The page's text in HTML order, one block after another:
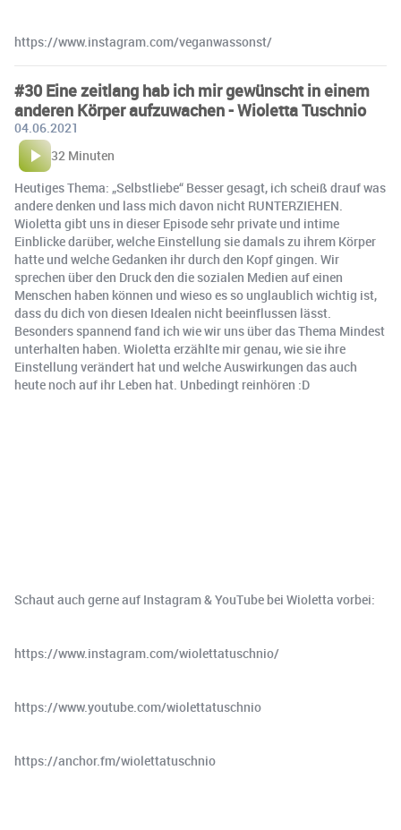
https://www.instagram.com/veganwassonst/
#30 Eine zeitlang hab ich mir gewünscht in einem
anderen Körper aufzuwachen - Wioletta Tuschnio
04.06.2021
32 Minuten
Heutiges Thema: „Selbstliebe“ Besser gesagt, ich scheiß drauf was
andere denken und lass mich davon nicht RUNTERZIEHEN.
Wioletta gibt uns in dieser Episode sehr private und intime
Einblicke darüber, welche Einstellung sie damals zu ihrem Körper
hatte und welche Gedanken ihr durch den Kopf gingen. Wir
sprechen über den Druck den die sozialen Medien auf einen
Menschen haben können und wieso es so unglaublich wichtig ist,
dass du dich von diesen Idealen nicht beeinflussen lässt.
Besonders spannend fand ich wie wir uns über das Thema Mindest
unterhalten haben. Wioletta erzählte mir genau, wie sie ihre
Einstellung verändert hat und welche Auswirkungen das auch
heute noch auf ihr Leben hat. Unbedingt reinhören :D
Schaut auch gerne auf Instagram & YouTube bei Wioletta vorbei:
https://www.instagram.com/wiolettatuschnio/
https://www.youtube.com/wiolettatuschnio
https://anchor.fm/wiolettatuschnio